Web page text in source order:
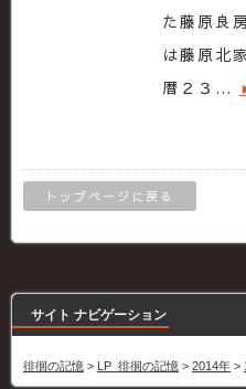
た藤原良
は藤原北
暦２３…
トップページに戻る
サイト ナビゲーション
徘徊の記憶 > LP_徘徊の記憶 > 2014年 >